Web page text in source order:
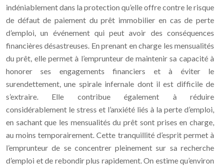
indéniablement dans la protection qu’elle offre contre le risque
de défaut de paiement du prêt immobilier en cas de perte
d’emploi, un événement qui peut avoir des conséquences
financières désastreuses. En prenant en charge les mensualités
du prêt, elle permet à l’emprunteur de maintenir sa capacité à
honorer ses engagements financiers et à éviter le
surendettement, une spirale infernale dont il est difficile de
s’extraire. Elle contribue également à réduire
considérablement le stress et l’anxiété liés à la perte d’emploi,
en sachant que les mensualités du prêt sont prises en charge,
au moins temporairement. Cette tranquillité d’esprit permet à
l’emprunteur de se concentrer pleinement sur sa recherche
d’emploi et de rebondir plus rapidement. On estime qu’environ